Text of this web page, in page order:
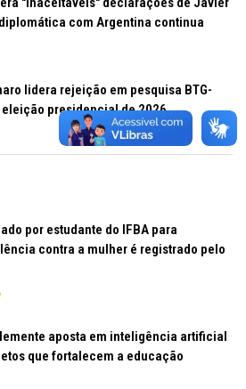
com Argentina continua
lidera rejeição em pesquisa BTG-
eleição presidencial de 2026
por estudante do IFBA para
contra a mulher é registrado pelo
aposta em inteligência artificial
que fortalecem a educação